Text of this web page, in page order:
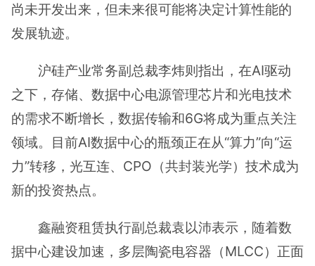
尚未开发出来，但未来很可能将决定计算性能的
发展轨迹。
沪硅产业常务副总裁李炜则指出，在AI驱动
之下，存储、数据中心电源管理芯片和光电技术
的需求不断增长，数据传输和6G将成为重点关注
领域。目前AI数据中心的瓶颈正在从“算力”向“运
力”转移，光互连、CPO（共封装光学）技术成为
新的投资热点。
鑫融资租赁执行副总裁袁以沛表示，随着数
据中心建设加速，多层陶瓷电容器（MLCC）正面